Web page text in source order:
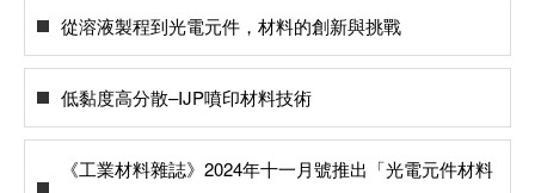
從溶液製程到光電元件，材料的創新與挑戰
低黏度高分散–IJP噴印材料技術
《工業材料雜誌》2024年十一月號推出「光電元件材料